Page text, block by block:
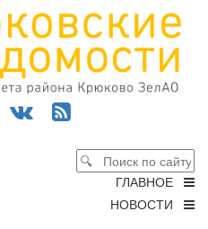
ГЛАВНОЕ
НОВОСТИ